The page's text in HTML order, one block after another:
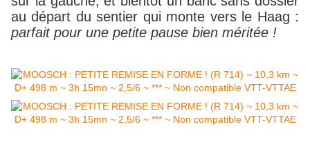
au départ du sentier qui monte vers le Haag :
parfait pour une petite pause bien méritée !